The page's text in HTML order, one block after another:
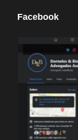
Facebook